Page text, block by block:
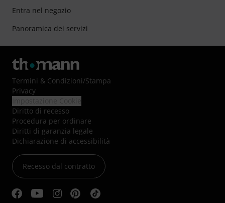
Entra nel negozio
Panoramica dei servizi
Termini & Condizioni/Stampa
Privacy
Diritto di recesso
Procedura per ordinare
Diritti di garanzia legale
Dichiarazione di accessibilità
Recesso dal contratto